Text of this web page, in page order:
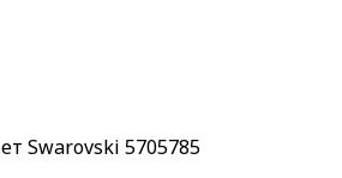
Swarovski 5705785